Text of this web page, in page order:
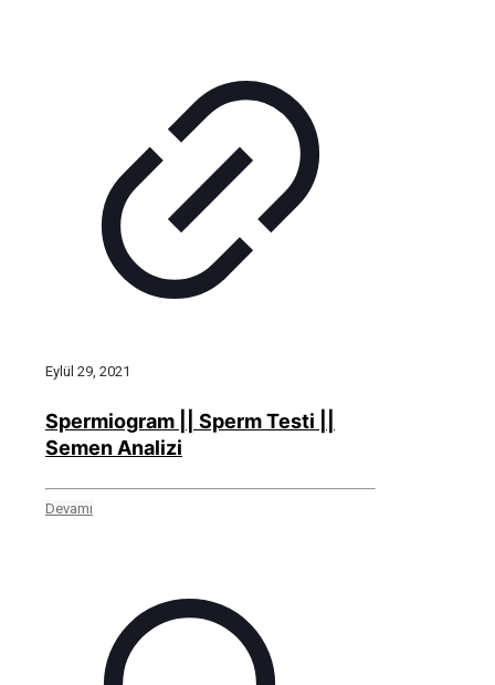
Eylül 29, 2021
Spermiogram || Sperm Testi ||
Semen Analizi
Devamı